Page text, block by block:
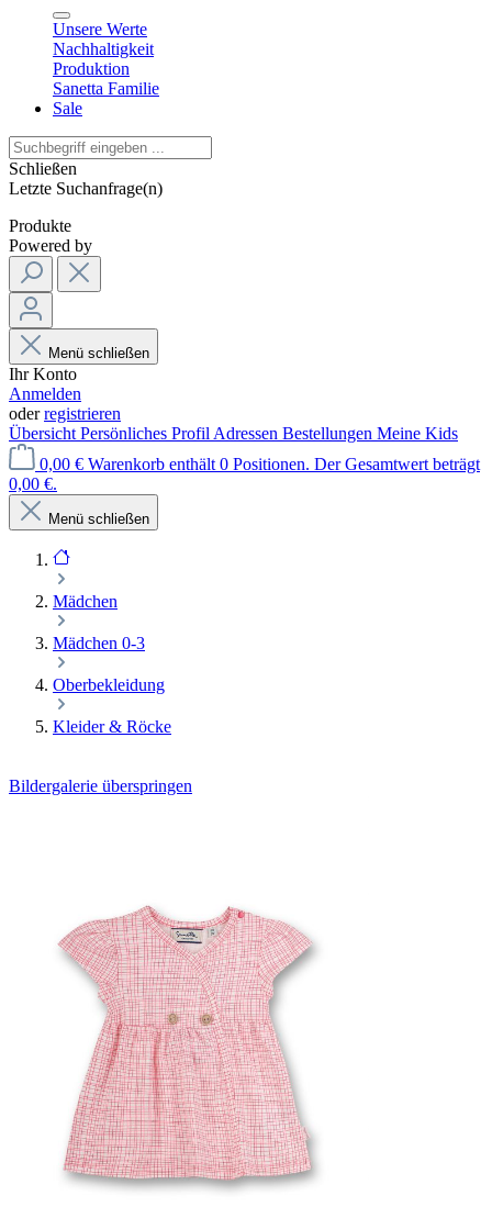
Unsere Werte
Nachhaltigkeit
Produktion
Sanetta Familie
Sale
Schließen
Letzte Suchanfrage(n)
Produkte
Powered by
Menü schließen
Ihr Konto
Anmelden
oderregistrieren
Übersicht Persönliches Profil Adressen Bestellungen Meine Kids
0,00 € Warenkorb enthält 0 Positionen. Der Gesamtwert beträgt
0,00 €.
Menü schließen
Mädchen
Mädchen 0-3
Oberbekleidung
Kleider & Röcke
Bildergalerie überspringen